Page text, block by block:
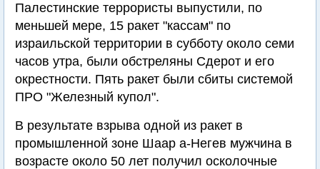
Палестинские террористы выпустили, по
меньшей мере, 15 ракет "кассам" по
израильской территории в субботу около семи
часов утра, были обстреляны Сдерот и его
окрестности. Пять ракет были сбиты системой
ПРО "Железный купол".
В результате взрыва одной из ракет в
промышленной зоне Шаар а-Негев мужчина в
возрасте около 50 лет получил осколочные